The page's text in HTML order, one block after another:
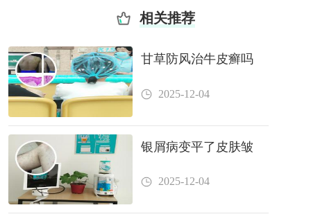
相关推荐
甘草防风治牛皮癣吗
2025-12-04
银屑病变平了皮肤皱
2025-12-04